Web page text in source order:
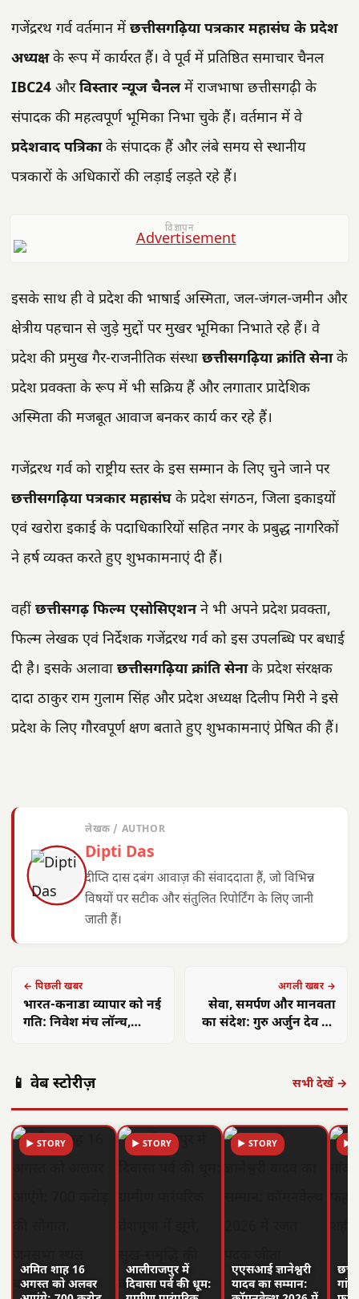
गजेंद्ररथ गर्व वर्तमान में छत्तीसगढ़िया पत्रकार महासंघ के प्रदेश
अध्यक्षके रूप में कार्यरत हैं। वे पूर्व में प्रतिष्ठित समाचार चैनल
IBC24 औरविस्तार न्यूज चैनलमें राजभाषा छत्तीसगढ़ी के
संपादक की महत्वपूर्ण भूमिका निभा चुके हैं। वर्तमान में वे
प्रदेशवाद पत्रिकाके संपादक हैं और लंबे समय से स्थानीय
पत्रकारों के अधिकारों की लड़ाई लड़ते रहे हैं।
विज्ञापन
इसके साथ ही वे प्रदेश की भाषाई अस्मिता, जल-जंगल-जमीन और
क्षेत्रीय पहचान से जुड़े मुद्दों पर मुखर भूमिका निभाते रहे हैं। वे
प्रदेश की प्रमुख गैर-राजनीतिक संस्था छत्तीसगढ़िया क्रांति सेनाके
प्रदेश प्रवक्ता के रूप में भी सक्रिय हैं और लगातार प्रादेशिक
अस्मिता की मजबूत आवाज बनकर कार्य कर रहे हैं।
गजेंद्ररथ गर्व को राष्ट्रीय स्तर के इस सम्मान के लिए चुने जाने पर
छत्तीसगढ़िया पत्रकार महासंघ के प्रदेश संगठन, जिला इकाइयों
एवं खरोरा इकाई के पदाधिकारियों सहित नगर के प्रबुद्ध नागरिकों
ने हर्ष व्यक्त करते हुए शुभकामनाएं दी हैं।
वहीं छत्तीसगढ़ फिल्म एसोसिएशनने भी अपने प्रदेश प्रवक्ता,
फिल्म लेखक एवं निर्देशक गजेंद्ररथ गर्व को इस उपलब्धि पर बधाई
दी है। इसके अलावा छत्तीसगढ़िया क्रांति सेनाके प्रदेश संरक्षक
दादा ठाकुर राम गुलाम सिंह और प्रदेश अध्यक्ष दिलीप मिरी ने इसे
प्रदेश के लिए गौरवपूर्ण क्षण बताते हुए शुभकामनाएं प्रेषित की हैं।
लेखक / AUTHOR
Dipti Das
दीप्ति दास दबंग आवाज़ की संवाददाता हैं, जो विभिन्न
विषयों पर सटीक और संतुलित रिपोर्टिंग के लिए जानी
जाती हैं।
← पिछली खबर
भारत-कनाडा व्यापार को नई
गति: निवेश मंच लॉन्च,
अगली खबर →
सेवा, समर्पण और मानवता
का संदेश: गुरु अर्जुन देव जी
📱 वेब स्टोरीज़ सभी देखें →
▶ STORY
अमित शाह 16
अगस्त को अलवर
▶ STORY
आलीराजपुर में
दिवासा पर्व की धूम:
▶ STORY
एएसआई ज्ञानेश्वरी
यादव का सम्मान:
▶